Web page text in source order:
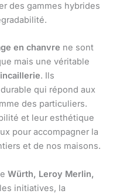
des gammes hybrides
en chanvre ne sont
mais une véritable
. Ils
qui répond aux
des particuliers.
et leur esthétique
pour accompagner la
et de nos maisons.
Würth, Leroy Merlin,
initiatives, la